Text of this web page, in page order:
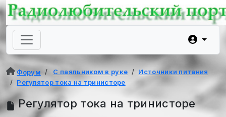
Форум С паяльником в руке
Источники питания
Регулятор тока на тринисторе
Регулятор тока на тринисторе